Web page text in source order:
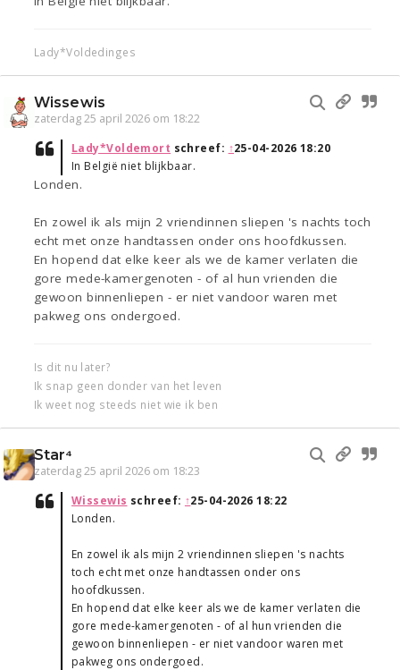
Lady*Voldedinges
Wissewis
zaterdag 25 april 2026 om 18:22
Lady*Voldemort schreef: ↑25-04-2026 18:20
In België niet blijkbaar.
Londen.
En zowel ik als mijn 2 vriendinnen sliepen 's nachts toch
echt met onze handtassen onder ons hoofdkussen.
En hopend dat elke keer als we de kamer verlaten die
gore mede-kamergenoten - of al hun vrienden die
gewoon binnenliepen - er niet vandoor waren met
pakweg ons ondergoed.
Is dit nu later?
Ik snap geen donder van het leven
Ik weet nog steeds niet wie ik ben
Star⁴
zaterdag 25 april 2026 om 18:23
Wissewis schreef: ↑25-04-2026 18:22
Londen.
En zowel ik als mijn 2 vriendinnen sliepen 's nachts
toch echt met onze handtassen onder ons
hoofdkussen.
En hopend dat elke keer als we de kamer verlaten die
gore mede-kamergenoten - of al hun vrienden die
gewoon binnenliepen - er niet vandoor waren met
pakweg ons ondergoed.